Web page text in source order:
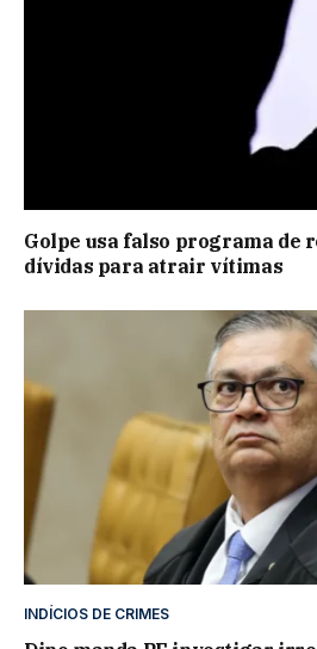
Golpe usa falso programa de
dívidas para atrair vítimas
INDÍCIOS DE CRIMES